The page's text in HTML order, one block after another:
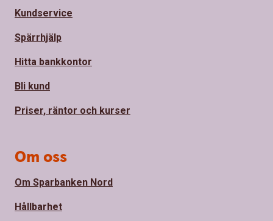
Kundservice
Spärrhjälp
Hitta bankkontor
Bli kund
Priser, räntor och kurser
Om oss
Om Sparbanken Nord
Hållbarhet